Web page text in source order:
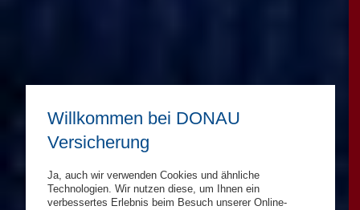
Willkommen bei DONAU
Versicherung
Ja, auch wir verwenden Cookies und ähnliche
Technologien. Wir nutzen diese, um Ihnen ein
verbessertes Erlebnis beim Besuch unserer Online-